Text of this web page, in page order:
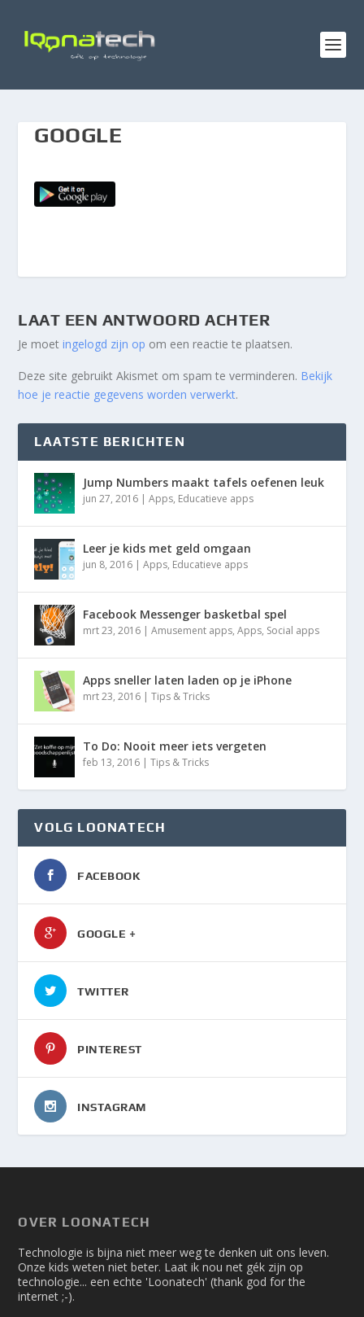
GOOGLE
LAAT EEN ANTWOORD ACHTER
Je moetingelogd zijn op om een reactie te plaatsen.
Deze site gebruikt Akismet om spam te verminderen. Bekijk
hoe je reactie gegevens worden verwerkt.
LAATSTE BERICHTEN
Jump Numbers maakt tafels oefenen leuk
jun 27, 2016 |Apps, Educatieve apps
Leer je kids met geld omgaan
jun 8, 2016 |Apps, Educatieve apps
Facebook Messenger basketbal spel
mrt 23, 2016 |Amusement apps,Apps, Social apps
Apps sneller laten laden op je iPhone
mrt 23, 2016 |Tips & Tricks
To Do: Nooit meer iets vergeten
feb 13, 2016 |Tips & Tricks
VOLG LOONATECH
FACEBOOK
GOOGLE +
TWITTER
PINTEREST
INSTAGRAM
OVER LOONATECH
Technologie is bijna niet meer weg te denken uit ons leven.
Onze kids weten niet beter. Laat ik nou net gék zijn op
technologie... een echte 'Loonatech' (thank god for the
internet ;-).